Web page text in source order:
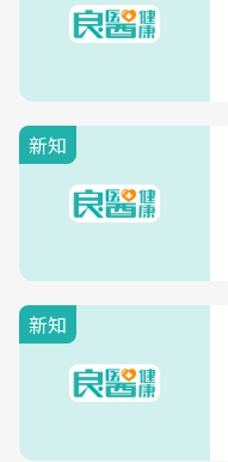
新知
新知